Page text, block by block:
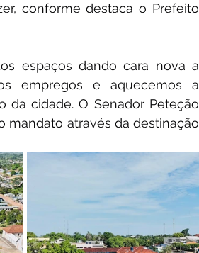
conforme destaca o Prefeito
espaços dando cara nova a
empregos e aquecemos a
cidade. O Senador Peteção
mandato através da destinação